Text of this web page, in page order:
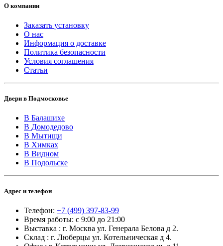
О компании
Заказать установку
О нас
Информация о доставке
Политика безопасности
Условия соглашения
Статьи
Двери в Подмосковье
В Балашихе
В Домодедово
В Мытищи
В Химках
В Видном
В Подольске
Адрес и телефон
Телефон: +7 (499) 397-83-99
Время работы: с 9:00 до 21:00
Выставка : г. Москва ул. Генерала Белова д 2.
Склад : г. Люберцы ул. Котельническая д 4.